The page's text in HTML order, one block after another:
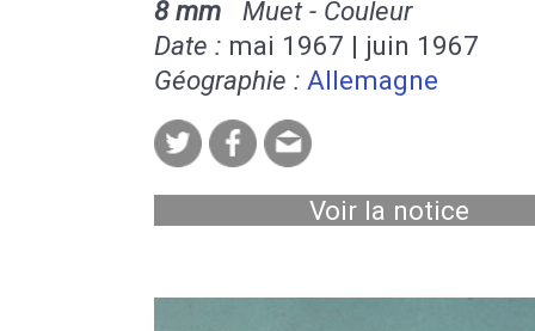
8 mm Muet - Couleur
Date : mai 1967 | juin 1967
Géographie : Allemagne
Voir la notice